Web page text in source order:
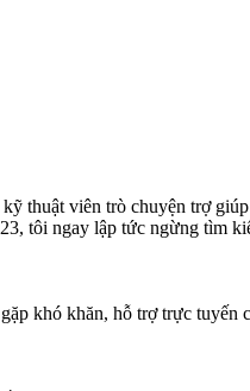
thuật viên trò chuyện trợ
tôi ngay lập tức ngừng tìm
khó khăn, hỗ trợ trực